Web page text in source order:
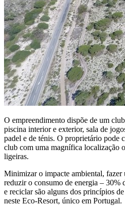
O empreendimento dispõe de um
piscina interior e exterior, sala de
padel e de ténis. O proprietário pode
club com uma magnífica localização
ligeiras.
Minimizar o impacte ambiental, fazer
reduzir o consumo de energia – 30%
e reciclar são alguns dos princípios
neste Eco-Resort, único em Portugal.